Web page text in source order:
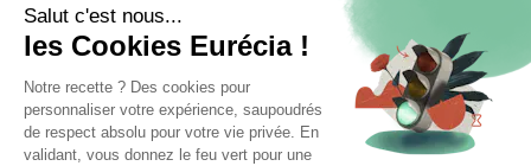
Portail RH
Temps & Activités
Paie
Recrutement
RESSOURCES
Outils manager